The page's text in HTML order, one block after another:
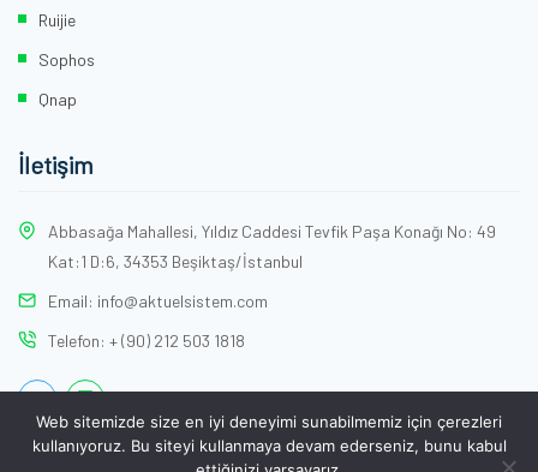
Ruijie
Sophos
Qnap
İletişim
Abbasağa Mahallesi, Yıldız Caddesi Tevfik Paşa Konağı No: 49
Kat:1 D:6, 34353 Beşiktaş/İstanbul
Email: info@aktuelsistem.com
Telefon: + (90) 212 503 1818
Web sitemizde size en iyi deneyimi sunabilmemiz için çerezleri
kullanıyoruz. Bu siteyi kullanmaya devam ederseniz, bunu kabul